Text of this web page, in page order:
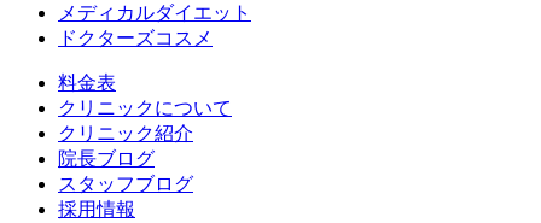
メディカルダイエット
ドクターズコスメ
料金表
クリニックについて
クリニック紹介
院長ブログ
スタッフブログ
採用情報